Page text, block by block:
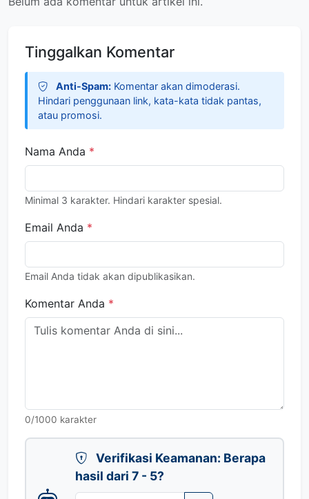
Tinggalkan Komentar
Anti-Spam: Komentar akan dimoderasi.
Hindari penggunaan link, kata-kata tidak pantas,
atau promosi.
Nama Anda *
Minimal 3 karakter. Hindari karakter spesial.
Email Anda *
Email Anda tidak akan dipublikasikan.
Komentar Anda *
0/1000 karakter
Verifikasi Keamanan: Berapa
hasil dari 7 - 5?